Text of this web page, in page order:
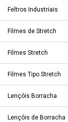
Feltros Industriais
Filmes de Stretch
Filmes Stretch
Filmes Tipo Stretch
Lençóis Borracha
Lençóis de Borracha